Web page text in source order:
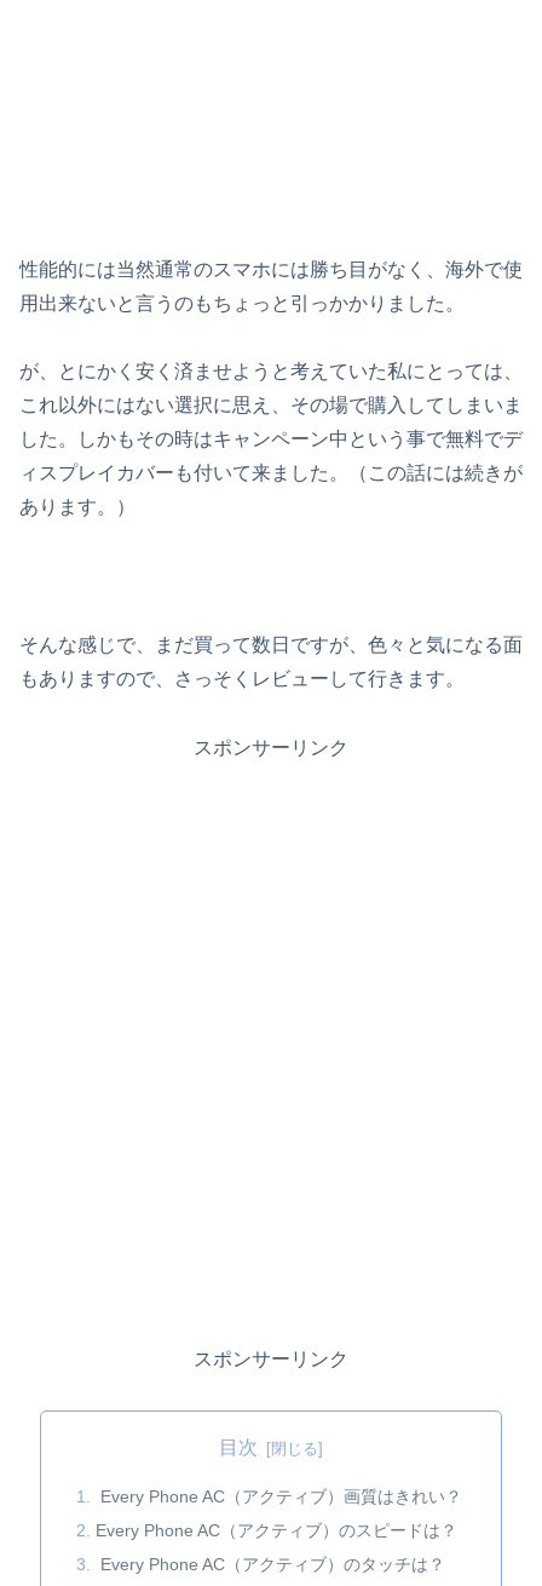
性能的には当然通常のスマホには勝ち目がなく、海外で使
用出来ないと言うのもちょっと引っかかりました。
が、とにかく安く済ませようと考えていた私にとっては、
これ以外にはない選択に思え、その場で購入してしまいま
した。しかもその時はキャンペーン中という事で無料でデ
ィスプレイカバーも付いて来ました。（この話には続きが
あります。）
そんな感じで、まだ買って数日ですが、色々と気になる面
もありますので、さっそくレビューして行きます。
スポンサーリンク
スポンサーリンク
目次
Every Phone AC（アクティブ）画質はきれい？
Every Phone AC（アクティブ）のスピードは？
Every Phone AC（アクティブ）のタッチは？